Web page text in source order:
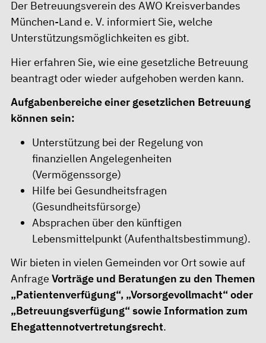
Der Betreuungsverein des AWO Kreisverbandes
München-Land e. V. informiert Sie, welche
Unterstützungsmöglichkeiten es gibt.
Hier erfahren Sie, wie eine gesetzliche Betreuung
beantragt oder wieder aufgehoben werden kann.
Aufgabenbereiche einer gesetzlichen Betreuung
können sein:
Unterstützung bei der Regelung von
finanziellen Angelegenheiten
(Vermögenssorge)
Hilfe bei Gesundheitsfragen
(Gesundheitsfürsorge)
Absprachen über den künftigen
Lebensmittelpunkt (Aufenthaltsbestimmung).
Wir bieten in vielen Gemeinden vor Ort sowie auf
Anfrage Vorträge und Beratungen zu den Themen
„Patientenverfügung“, „Vorsorgevollmacht“ oder
„Betreuungsverfügung“ sowie Information zum
Ehegattennotvertretungsrecht.